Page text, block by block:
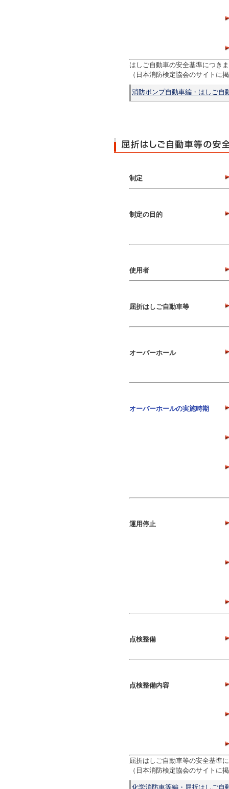
はしご自動車の安全基準につき
（日本消防検定協会のサイトに
消防ポンプ自動車編・はしご自
制定
制定の目的
使用者
屈折はしご自動車等
オーバーホール
オーバーホールの実施時期
運用停止
点検整備
点検整備内容
屈折はしご自動車等の安全基準
（日本消防検定協会のサイトに
化学消防車等編・屈折はしご自